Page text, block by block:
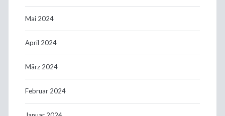
Mai 2024
April 2024
März 2024
Februar 2024